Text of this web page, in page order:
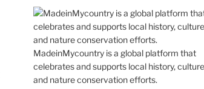
MadeinMycountry is a global platform that
celebrates and supports local history,
and nature conservation efforts.